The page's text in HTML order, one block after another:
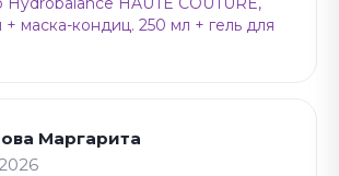
маска-кондиц. 250 мл + гель для
Маргарита